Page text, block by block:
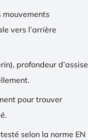
mouvements
vers l’arrière
profondeur d’assise
pour trouver
selon la norme EN